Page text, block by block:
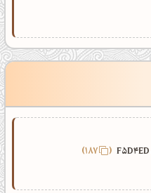
187